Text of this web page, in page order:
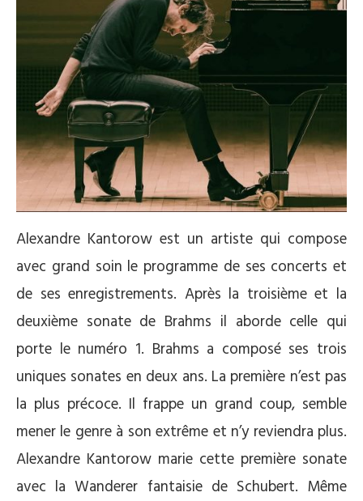
Alexandre Kantorow est un artiste qui compose
avec grand soin le programme de ses concerts et
de ses enregistrements. Après la troisième et la
deuxième sonate de Brahms il aborde celle qui
porte le numéro 1. Brahms a composé ses trois
uniques sonates en deux ans. La première n’est pas
la plus précoce. Il frappe un grand coup, semble
mener le genre à son extrême et n’y reviendra plus.
Alexandre Kantorow marie cette première sonate
avec la Wanderer fantaisie de Schubert. Même